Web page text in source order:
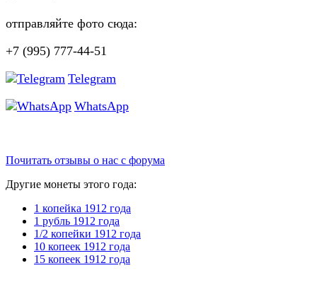
отправляйте фото сюда:
+7 (995) 777-44-51
Telegram
WhatsApp
Почитать отзывы о нас с форума
Другие монеты этого года:
1 копейка 1912 года
1 рубль 1912 года
1/2 копейки 1912 года
10 копеек 1912 года
15 копеек 1912 года